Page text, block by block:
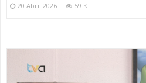
20 Abril 2026 59 K